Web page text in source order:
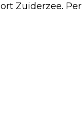
Zuiderzee. Per